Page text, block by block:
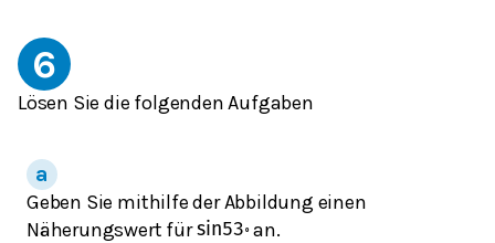
6
Lösen Sie die folgenden Aufgaben
Geben Sie mithilfe der Abbildung einen
Näherungswert fürsin53∘ an.